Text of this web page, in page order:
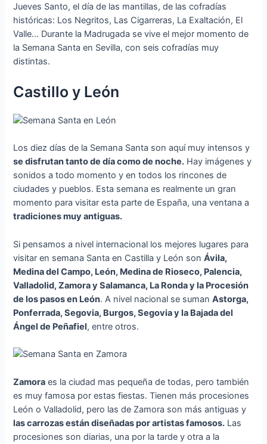
Jueves Santo, el día de las mantillas, de las cofradías
históricas: Los Negritos, Las Cigarreras, La Exaltación, El
Valle… Durante la Madrugada se vive el mejor momento de
la Semana Santa en Sevilla, con seis cofradías muy
distintas.
Castillo y León
Los diez días de la Semana Santa son aquí muy intensos y
se disfrutan tanto de día como de noche. Hay imágenes y
sonidos a todo momento y en todos los rincones de
ciudades y pueblos. Esta semana es realmente un gran
momento para visitar esta parte de España, una ventana a
tradiciones muy antiguas.
Si pensamos a nivel internacional los mejores lugares para
visitar en semana Santa en Castilla y León sonÁvila,
Medina del Campo, León, Medina de Rioseco, Palencia,
Valladolid, Zamora y Salamanca, La Ronda y la Procesión
de los pasos en León. A nivel nacional se sumanAstorga,
Ponferrada, Segovia, Burgos, Segovia y la Bajada del
Ángel de Peñafiel, entre otros.
Zamora es la ciudad mas pequeña de todas, pero también
es muy famosa por estas fiestas. Tienen más procesiones
León o Valladolid, pero las de Zamora son más antiguas y
las carrozas están diseñadas por artistas famosos. Las
procesiones son diarias, una por la tarde y otra a la